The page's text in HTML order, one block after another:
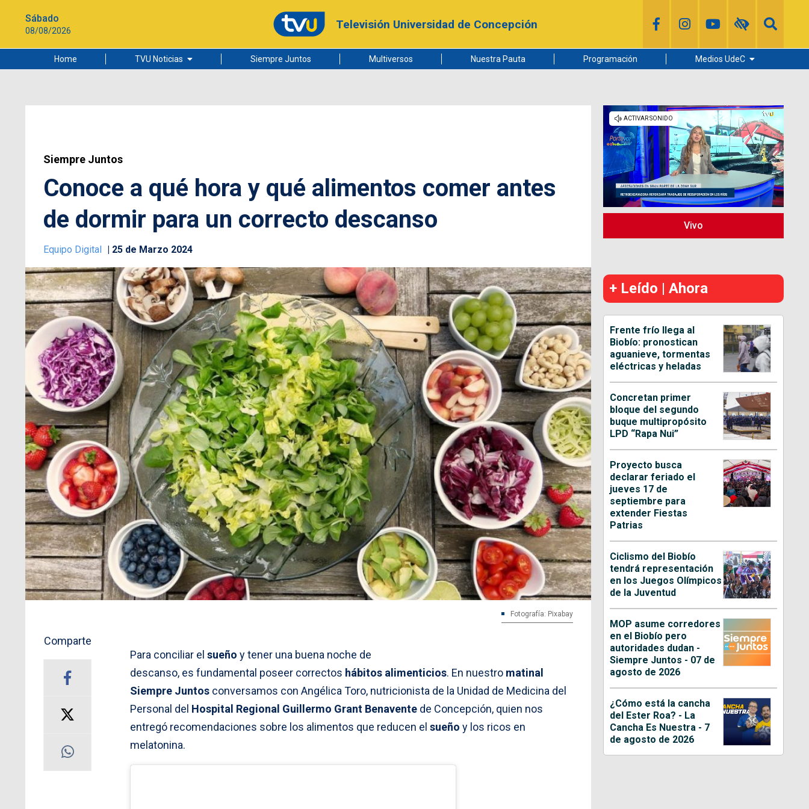
Sábado
08/08/2026 Televisión Universidad de Concepción
Home TVU Noticias
Ciudad
Siempre Juntos Multiversos Nuestra Pauta Programación Medios UdeC
Radio UdeC
Noticias UdeC
La Discusión
Siempre Juntos
Conoce a qué hora y qué alimentos comer antes
de dormir para un correcto descanso
Equipo Digital 25 de Marzo 2024
Fotografía: Pixabay
Comparte
Para conciliar el sueño y tener una buena noche de
descanso, es fundamental poseer correctos hábitos alimenticios. En nuestro matinal
Siempre Juntos conversamos con Angélica Toro, nutricionista de la Unidad de Medicina del
Personal del Hospital Regional Guillermo Grant Benavente de Concepción, quien nos
entregó recomendaciones sobre los alimentos que reducen el sueño y los ricos en
melatonina.
Vivo
+ Leído | Ahora
Frente frío llega al
Biobío: pronostican
aguanieve, tormentas
eléctricas y heladas
Concretan primer
bloque del segundo
buque multipropósito
LPD “Rapa Nui”
Proyecto busca
declarar feriado el
jueves 17 de
septiembre para
extender Fiestas
Patrias
Ciclismo del Biobío
tendrá representación
en los Juegos Olímpicos
de la Juventud
MOP asume corredores
en el Biobío pero
autoridades dudan -
Siempre Juntos - 07 de
agosto de 2026
¿Cómo está la cancha
del Ester Roa? - La
Cancha Es Nuestra - 7
de agosto de 2026